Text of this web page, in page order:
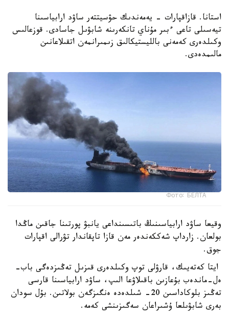
استانا. قازاقپارات - يەمەندىك حۋسيتتەر ساۋد ارابياسىنا
تيەسىلى تاعى ءبىر مۇناي تانكەرىنە شابۋىل جاسادى. قوزعالىس
وكىلدەرى كەمەنى بالليستيكالىق زىمىرانمەن اتقىلاعانىن
مالىمدەدى.
Фото: БЕЛТА
وقيعا ساۋد ارابياسىنىڭ باتىسىنداعى يانبۋ پورتىنا جاقىن ماڭدا
بولعان. زارداپ شەككەندەر مەن قازا تاپقاندار تۋرالى اقپارات
جوق.
ايتا كەتەيىك، قارۋلى توپ وكىلدەرى قىزىل تەڭىزدەگى باب-
ەل-ماندەب بۇعازىن باقىلاۋعا الىپ، ساۋد ارابياسىنا قارسى
تەڭىز بلوكاداسىن 20- شىلدەدە ەنگىزگەن بولاتىن. بۇل سودان
بەرى شابۋىلعا ۇشىراعان سەگىزىنشى كەمە.